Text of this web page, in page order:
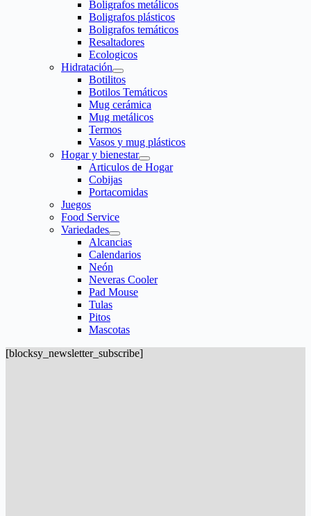
Boligrafos metálicos
Boligrafos plásticos
Boligrafos temáticos
Resaltadores
Ecologicos
Hidratación
Botilitos
Botilos Temáticos
Mug cerámica
Mug metálicos
Termos
Vasos y mug plásticos
Hogar y bienestar
Articulos de Hogar
Cobijas
Portacomidas
Juegos
Food Service
Variedades
Alcancias
Calendarios
Neón
Neveras Cooler
Pad Mouse
Tulas
Pitos
Mascotas
[blocksy_newsletter_subscribe]